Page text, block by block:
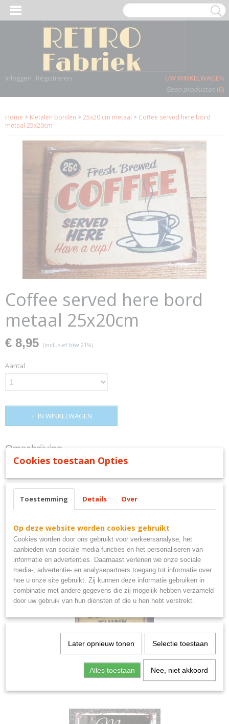
Inloggen Registreren
UW WINKELWAGEN
Geen producten (0)
Home > Metalen borden >25x20 cm metaal > Coffee served here bord
metaal 25x20cm
Coffee served here bord
metaal 25x20cm
€ 8,95 (inclusief btw 21%)
Aantal
IN WINKELWAGEN
Omschrijving
coffee served here bord metaal
Ook interessant
Beware don't touch my tools bord metaal 25x20cm
Cookies toestaan Opties
Toestemming Details Over
Op deze website worden cookies gebruikt
Cookies worden door ons gebruikt voor verkeersanalyse, het
aanbieden van sociale media-functies en het personaliseren van
informatie en advertenties. Daarnaast verlenen we onze sociale
media-, advertentie- en analysepartners toegang tot informatie over
hoe u onze site gebruikt. Zij kunnen deze informatie gebruiken in
combinatie met andere gegevens die zij mogelijk hebben verzameld
door uw gebruik van hun diensten of die u hen hebt verstrekt.
Later opnieuw tonen Selectie toestaan
Alles toestaan Nee, niet akkoord